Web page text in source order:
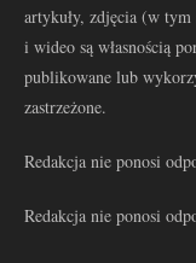
artykuły, zdjęcia (w tym
i wideo są własnością
publikowane lub
zastrzeżone.
Redakcja nie ponosi
Redakcja nie ponosi